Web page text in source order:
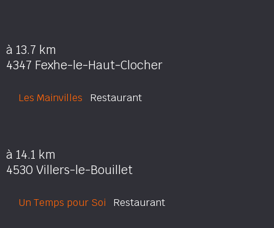
à 13.7 km
4347 Fexhe-le-Haut-Clocher
Les Mainvilles Restaurant
à 14.1 km
4530 Villers-le-Bouillet
Un Temps pour Soi Restaurant